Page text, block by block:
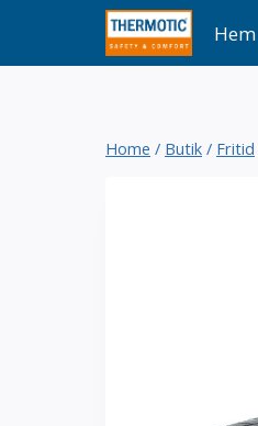
content
Hem
Home / Butik / Fritid